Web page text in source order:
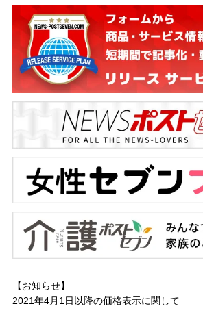
【お知らせ】
2021年4月1日以降の価格表示に関して